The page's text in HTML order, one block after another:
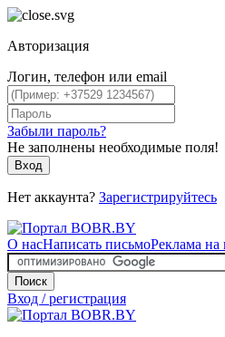
Авторизация
Логин, телефон или email
Забыли пароль?
Не заполнены необходимые поля!
Вход
Нет аккаунта? Зарегистрируйтесь
О насНаписать письмоРеклама на
Поиск
Вход / регистрация